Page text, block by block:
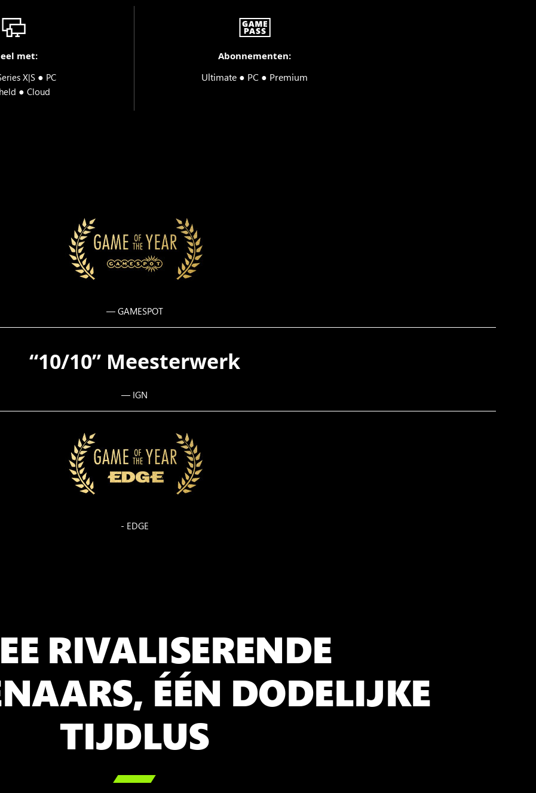
met:
X|S ● PC
●Cloud
Abonnementen:
Ultimate ● PC ● Premium
— GAMESPOT
“10/10” Meesterwerk
— IGN
- EDGE
RIVALISERENDE
ÉÉN DODELIJKE
TIJDLUS
